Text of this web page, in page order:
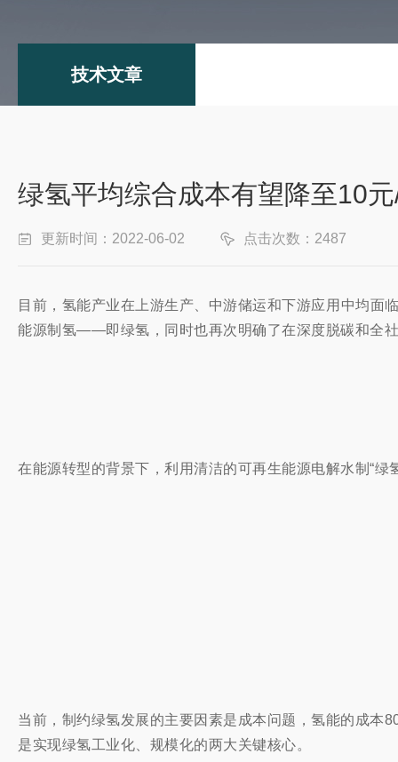
技术文章
绿氢平均综合成本有望降至10
更新时间：2022-06-02 点击次数：2487
目前，氢能产业在上游生产、中游储运和下游应用中均面
能源制氢——即绿氢，同时也再次明确了在深度脱碳和全
在能源转型的背景下，利用清洁的可再生能源电解水制“绿
当前，制约绿氢发展的主要因素是成本问题，氢能的成本
是实现绿氢工业化、规模化的两大关键核心。